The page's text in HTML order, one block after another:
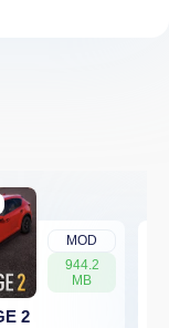
MOD
944.2
MB
2